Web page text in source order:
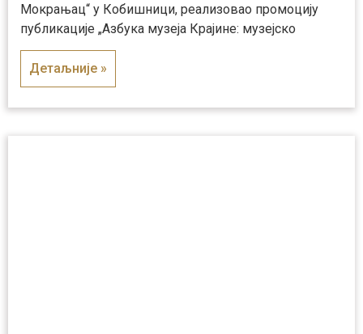
Мокрањац“ у Кобишници, реализовао промоцију
публикације „Азбука музеја Крајине: музејско
Детаљније »